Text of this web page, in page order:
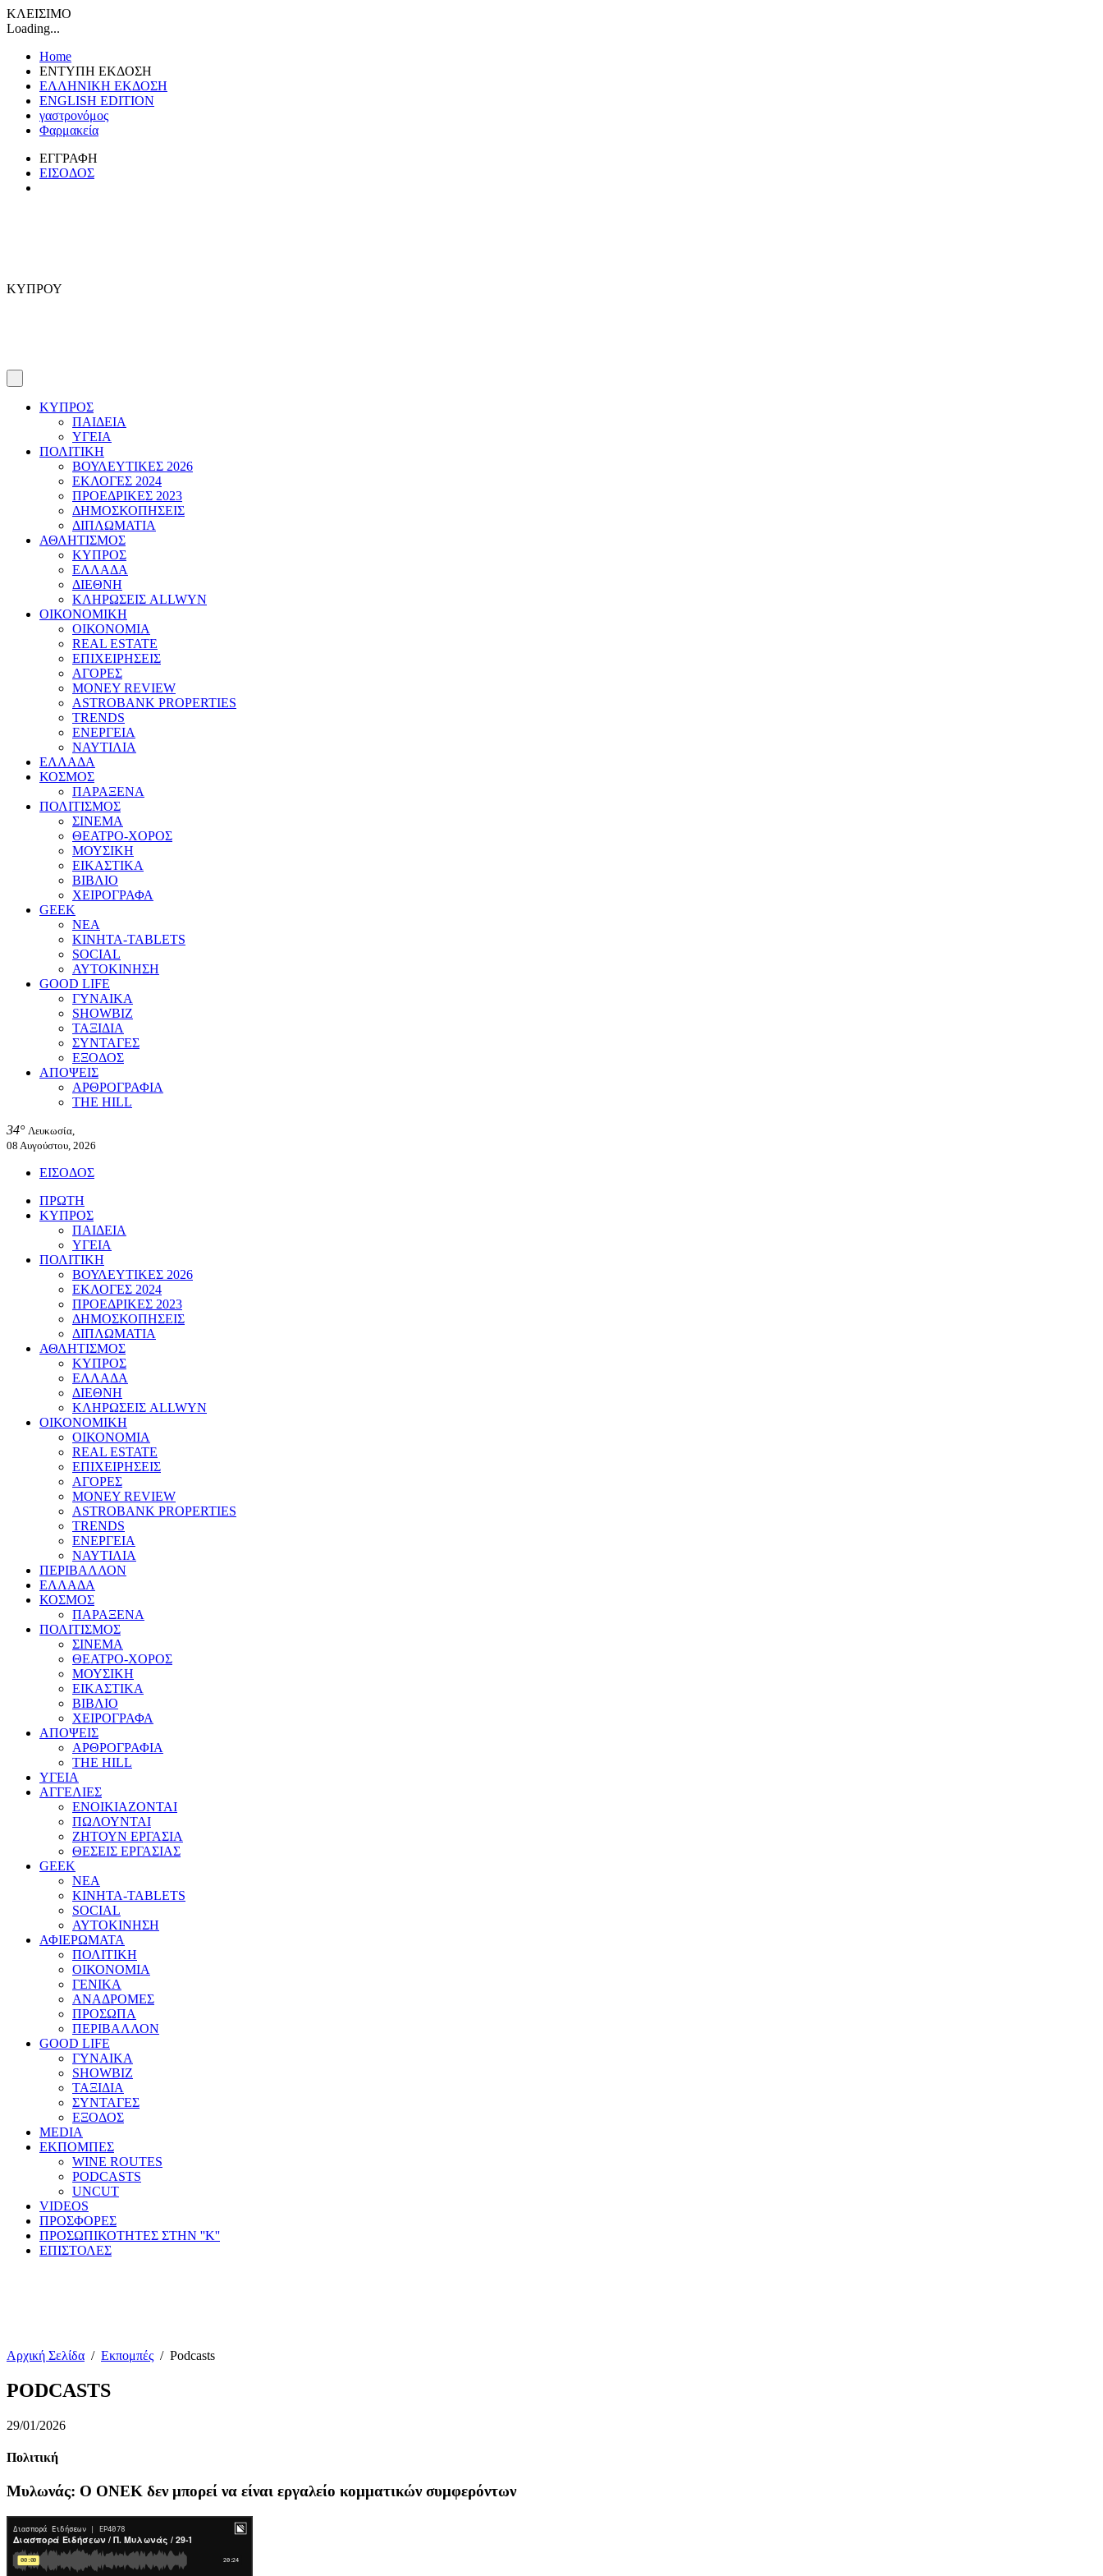
ΚΛΕΙΣΙΜΟ
Loading...
Home
ΕΝΤΥΠΗ ΕΚΔΟΣΗ
ΕΛΛΗΝΙΚΗ ΕΚΔΟΣΗ
ENGLISH EDITION
γαστρονόμος
Φαρμακεία
ΕΓΓΡΑΦΗ
ΕΙΣΟΔΟΣ
ΚΥΠΡΟΥ
ΚΥΠΡΟΣ
ΠΑΙΔΕΙΑ
ΥΓΕΙΑ
ΠΟΛΙΤΙΚΗ
ΒΟΥΛΕΥΤΙΚΕΣ 2026
ΕΚΛΟΓΕΣ 2024
ΠΡΟΕΔΡΙΚΕΣ 2023
ΔΗΜΟΣΚΟΠΗΣΕΙΣ
ΔΙΠΛΩΜΑΤΙΑ
ΑΘΛΗΤΙΣΜΟΣ
ΚΥΠΡΟΣ
ΕΛΛΑΔΑ
ΔΙΕΘΝΗ
ΚΛΗΡΩΣΕΙΣ ALLWYN
ΟΙΚΟΝΟΜΙΚΗ
ΟΙΚΟΝΟΜΙΑ
REAL ESTATE
ΕΠΙΧΕΙΡΗΣΕΙΣ
ΑΓΟΡΕΣ
MONEY REVIEW
ASTROBANK PROPERTIES
TRENDS
ΕΝΕΡΓΕΙΑ
ΝΑΥΤΙΛΙΑ
ΕΛΛΑΔΑ
ΚΟΣΜΟΣ
ΠΑΡΑΞΕΝΑ
ΠΟΛΙΤΙΣΜΟΣ
ΣΙΝΕΜΑ
ΘΕΑΤΡΟ-ΧΟΡΟΣ
ΜΟΥΣΙΚΗ
ΕΙΚΑΣΤΙΚΑ
ΒΙΒΛΙΟ
ΧΕΙΡΟΓΡΑΦΑ
GEEK
ΝΕΑ
ΚΙΝΗΤΑ-TABLETS
SOCIAL
ΑΥΤΟΚΙΝΗΣΗ
GOOD LIFE
ΓΥΝΑΙΚΑ
SHOWBIZ
ΤΑΞΙΔΙΑ
ΣΥΝΤΑΓΕΣ
ΕΞΟΔΟΣ
ΑΠΟΨΕΙΣ
ΑΡΘΡΟΓΡΑΦΙΑ
THE HILL
34° Λευκωσία,
08 Αυγούστου, 2026
ΕΙΣΟΔΟΣ
ΠΡΩΤΗ
ΚΥΠΡΟΣ
ΠΑΙΔΕΙΑ
ΥΓΕΙΑ
ΠΟΛΙΤΙΚΗ
ΒΟΥΛΕΥΤΙΚΕΣ 2026
ΕΚΛΟΓΕΣ 2024
ΠΡΟΕΔΡΙΚΕΣ 2023
ΔΗΜΟΣΚΟΠΗΣΕΙΣ
ΔΙΠΛΩΜΑΤΙΑ
ΑΘΛΗΤΙΣΜΟΣ
ΚΥΠΡΟΣ
ΕΛΛΑΔΑ
ΔΙΕΘΝΗ
ΚΛΗΡΩΣΕΙΣ ALLWYN
ΟΙΚΟΝΟΜΙΚΗ
ΟΙΚΟΝΟΜΙΑ
REAL ESTATE
ΕΠΙΧΕΙΡΗΣΕΙΣ
ΑΓΟΡΕΣ
MONEY REVIEW
ASTROBANK PROPERTIES
TRENDS
ΕΝΕΡΓΕΙΑ
ΝΑΥΤΙΛΙΑ
ΠΕΡΙΒΑΛΛΟΝ
ΕΛΛΑΔΑ
ΚΟΣΜΟΣ
ΠΑΡΑΞΕΝΑ
ΠΟΛΙΤΙΣΜΟΣ
ΣΙΝΕΜΑ
ΘΕΑΤΡΟ-ΧΟΡΟΣ
ΜΟΥΣΙΚΗ
ΕΙΚΑΣΤΙΚΑ
ΒΙΒΛΙΟ
ΧΕΙΡΟΓΡΑΦΑ
ΑΠΟΨΕΙΣ
ΑΡΘΡΟΓΡΑΦΙΑ
THE HILL
ΥΓΕΙΑ
ΑΓΓΕΛΙΕΣ
ΕΝΟΙΚΙΑΖΟΝΤΑΙ
ΠΩΛΟΥΝΤΑΙ
ΖΗΤΟΥΝ ΕΡΓΑΣΙΑ
ΘΕΣΕΙΣ ΕΡΓΑΣΙΑΣ
GEEK
ΝΕΑ
ΚΙΝΗΤΑ-TABLETS
SOCIAL
ΑΥΤΟΚΙΝΗΣΗ
ΑΦΙΕΡΩΜΑΤΑ
ΠΟΛΙΤΙΚΗ
ΟΙΚΟΝΟΜΙΑ
ΓΕΝΙΚΑ
ΑΝΑΔΡΟΜΕΣ
ΠΡΟΣΩΠΑ
ΠΕΡΙΒΑΛΛΟΝ
GOOD LIFE
ΓΥΝΑΙΚΑ
SHOWBIZ
ΤΑΞΙΔΙΑ
ΣΥΝΤΑΓΕΣ
ΕΞΟΔΟΣ
MEDIA
ΕΚΠΟΜΠΕΣ
WINE ROUTES
PODCASTS
UNCUT
VIDEOS
ΠΡΟΣΦΟΡΕΣ
ΠΡΟΣΩΠΙΚΟΤΗΤΕΣ ΣΤΗΝ ''Κ''
ΕΠΙΣΤΟΛΕΣ
Αρχική Σελίδα / Εκπομπές / Podcasts
PODCASTS
29/01/2026
Πολιτική
Μυλωνάς: Ο ΟΝΕΚ δεν μπορεί να είναι εργαλείο κομματικών συμφερόντων